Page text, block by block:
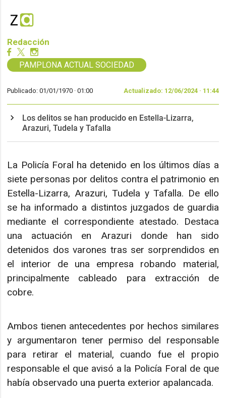
Redacción
PAMPLONA ACTUAL SOCIEDAD
Publicado: 01/01/1970 ·01:00 Actualizado: 12/06/2024 · 11:44
Los delitos se han producido en Estella-Lizarra,
Arazuri, Tudela y Tafalla
La Policía Foral ha detenido en los últimos días a
siete personas por delitos contra el patrimonio en
Estella-Lizarra, Arazuri, Tudela y Tafalla. De ello
se ha informado a distintos juzgados de guardia
mediante el correspondiente atestado. Destaca
una actuación en Arazuri donde han sido
detenidos dos varones tras ser sorprendidos en
el interior de una empresa robando material,
principalmente cableado para extracción de
cobre.
Ambos tienen antecedentes por hechos similares
y argumentaron tener permiso del responsable
para retirar el material, cuando fue el propio
responsable el que avisó a la Policía Foral de que
había observado una puerta exterior apalancada.